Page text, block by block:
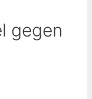
gegen